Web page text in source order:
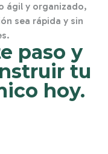
ágil y organizado,
sea rápida y sin
paso y
tu
hoy.